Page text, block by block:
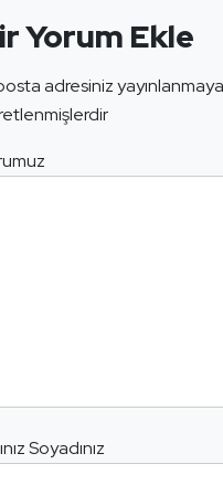
Yorum Ekle
adresiniz
Soyadınız